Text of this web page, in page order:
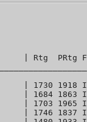
| Rtg  PRtg
| 1730 1918
| 1684 1863
| 1703 1965
| 1746 1837